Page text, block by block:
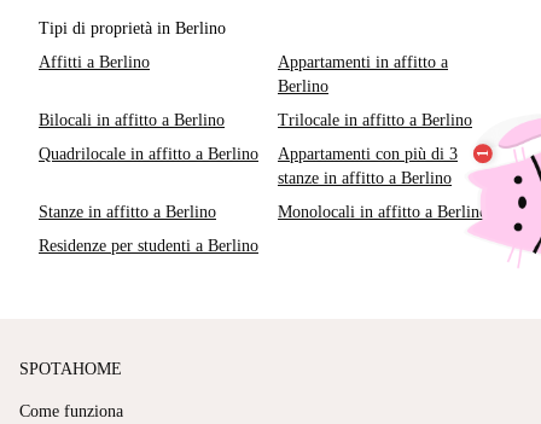
Tipi di proprietà in Berlino
Affitti a Berlino
Appartamenti in affitto a
Berlino
Bilocali in affitto a Berlino
Trilocale in affitto a Berlino
Quadrilocale in affitto a Berlino
Appartamenti con più di 3
stanze in affitto a Berlino
Stanze in affitto a Berlino
Monolocali in affitto a Berlino
Residenze per studenti a Berlino
SPOTAHOME
Come funziona